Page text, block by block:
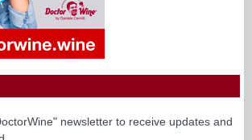
newsletter to receive updates and